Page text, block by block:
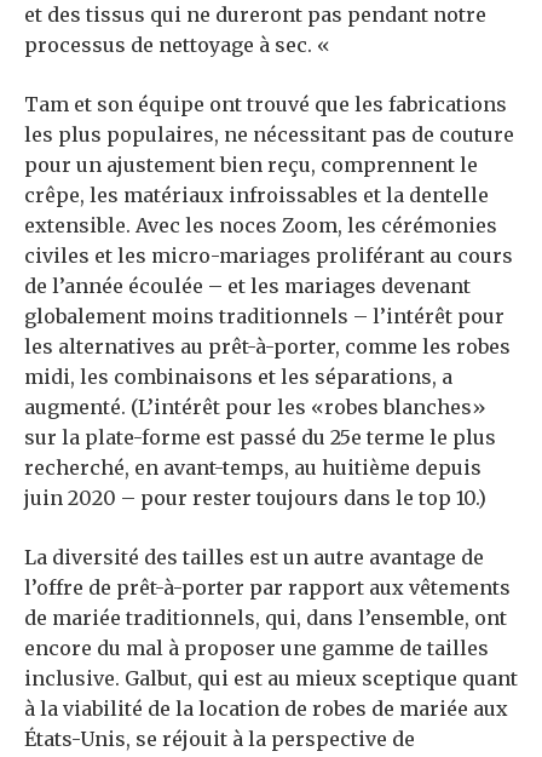
et des tissus qui ne dureront pas pendant notre
processus de nettoyage à sec. «
Tam et son équipe ont trouvé que les fabrications
les plus populaires, ne nécessitant pas de couture
pour un ajustement bien reçu, comprennent le
crêpe, les matériaux infroissables et la dentelle
extensible. Avec les noces Zoom, les cérémonies
civiles et les micro-mariages proliférant au cours
de l’année écoulée – et les mariages devenant
globalement moins traditionnels – l’intérêt pour
les alternatives au prêt-à-porter, comme les robes
midi, les combinaisons et les séparations, a
augmenté. (L’intérêt pour les «robes blanches»
sur la plate-forme est passé du 25e terme le plus
recherché, en avant-temps, au huitième depuis
juin 2020 – pour rester toujours dans le top 10.)
La diversité des tailles est un autre avantage de
l’offre de prêt-à-porter par rapport aux vêtements
de mariée traditionnels, qui, dans l’ensemble, ont
encore du mal à proposer une gamme de tailles
inclusive. Galbut, qui est au mieux sceptique quant
à la viabilité de la location de robes de mariée aux
États-Unis, se réjouit à la perspective de